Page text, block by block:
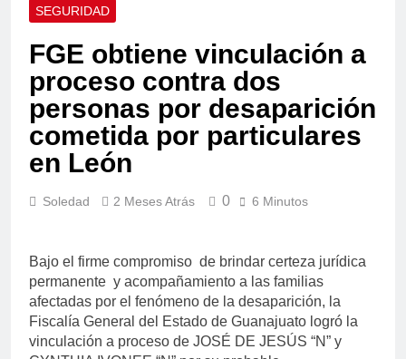
SEGURIDAD
FGE obtiene vinculación a
proceso contra dos
personas por desaparición
cometida por particulares
en León
Soledad 2 Meses Atrás 0 6 Minutos
Bajo el firme compromiso de brindar certeza jurídica
permanente y acompañamiento a las familias
afectadas por el fenómeno de la desaparición, la
Fiscalía General del Estado de Guanajuato logró la
vinculación a proceso de JOSÉ DE JESÚS “N” y